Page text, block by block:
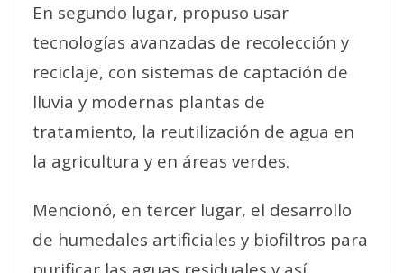
En segundo lugar, propuso usar
tecnologías avanzadas de recolección y
reciclaje, con sistemas de captación de
lluvia y modernas plantas de
tratamiento, la reutilización de agua en
la agricultura y en áreas verdes.
Mencionó, en tercer lugar, el desarrollo
de humedales artificiales y biofiltros para